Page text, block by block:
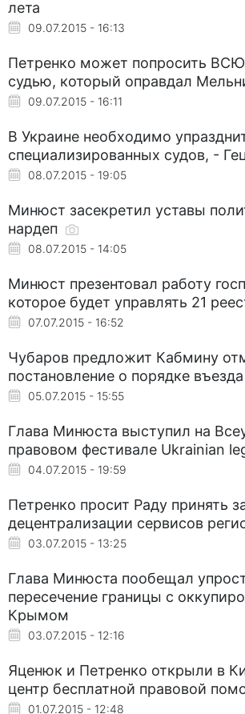
лета
09.07.2015 - 16:13
Петренко может попросить ВСЮ
судью, который оправдал
09.07.2015 - 16:11
В Украине необходимо
специализированных судов, -
08.07.2015 - 19:05
Минюст засекретил уставы
нардеп
08.07.2015 - 14:05
Минюст презентовал работу
которое будет управлять 21
07.07.2015 - 16:52
Чубаров предложит Кабмину
постановление о порядке
05.07.2015 - 15:55
Глава Минюста выступил на
правовом фестивале Ukrainian
04.07.2015 - 19:59
Петренко просит Раду принять
децентрализации сервисов
03.07.2015 - 13:25
Глава Минюста пообещал
пересечение границы с
Крымом
03.07.2015 - 12:16
Яценюк и Петренко открыли в
центр бесплатной правовой
01.07.2015 - 12:48